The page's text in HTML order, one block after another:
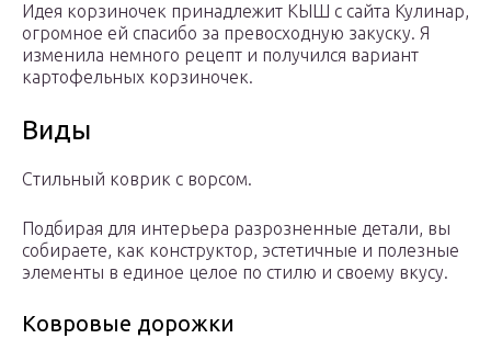
Идея корзиночек принадлежит КЫШ с сайта Кулинар,
огромное ей спасибо за превосходную закуску. Я
изменила немного рецепт и получился вариант
картофельных корзиночек.
Виды
Стильный коврик с ворсом.
Подбирая для интерьера разрозненные детали, вы
собираете, как конструктор, эстетичные и полезные
элементы в единое целое по стилю и своему вкусу.
Ковровые дорожки